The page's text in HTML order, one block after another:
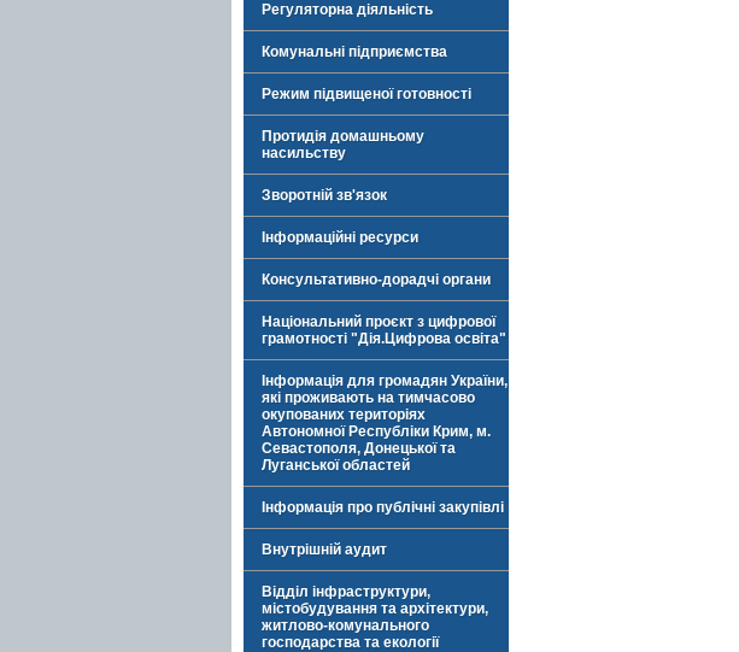
Регуляторна діяльність
Комунальні підприємства
Режим підвищеної готовності
Протидія домашньому
насильству
Зворотній зв'язок
Інформаційні ресурси
Консультативно-дорадчі органи
Національний проєкт з цифрової
грамотності "Дія.Цифрова освіта"
Інформація для громадян України,
які проживають на тимчасово
окупованих територіях
Автономної Республіки Крим, м.
Севастополя, Донецької та
Луганської областей
Інформація про публічні закупівлі
Внутрішній аудит
Відділ інфраструктури,
містобудування та архітектури,
житлово-комунального
господарства та екології